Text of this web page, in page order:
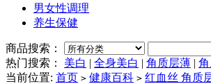
男女性调理
养生保健
商品搜索：
热门搜索：
美白 | 全身美白 | 角质层薄 |
当前位置: 首页 > 健康百科 > 红血丝 角质